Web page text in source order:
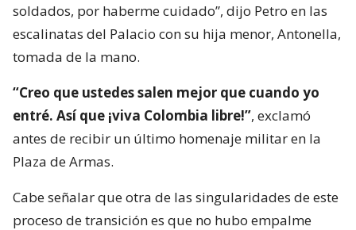
soldados, por haberme cuidado”, dijo Petro en las
escalinatas del Palacio con su hija menor, Antonella,
tomada de la mano.
“Creo que ustedes salen mejor que cuando yo
entré. Así que ¡viva Colombia libre!”, exclamó
antes de recibir un último homenaje militar en la
Plaza de Armas.
Cabe señalar que otra de las singularidades de este
proceso de transición es que no hubo empalme